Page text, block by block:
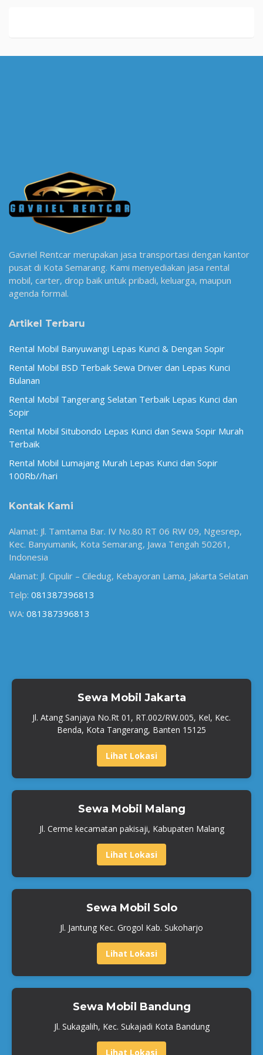
Gavriel Rentcar merupakan jasa transportasi dengan kantor
pusat di Kota Semarang. Kami menyediakan jasa rental
mobil, carter, drop baik untuk pribadi, keluarga, maupun
agenda formal.
Artikel Terbaru
Rental Mobil Banyuwangi Lepas Kunci & Dengan Sopir
Rental Mobil BSD Terbaik Sewa Driver dan Lepas Kunci
Bulanan
Rental Mobil Tangerang Selatan Terbaik Lepas Kunci dan
Sopir
Rental Mobil Situbondo Lepas Kunci dan Sewa Sopir Murah
Terbaik
Rental Mobil Lumajang Murah Lepas Kunci dan Sopir
100Rb//hari
Kontak Kami
Alamat: Jl. Tamtama Bar. IV No.80 RT 06 RW 09, Ngesrep,
Kec. Banyumanik, Kota Semarang, Jawa Tengah 50261,
Indonesia
Alamat: Jl. Cipulir – Ciledug, Kebayoran Lama, Jakarta Selatan
Telp: 081387396813
WA: 081387396813
Sewa Mobil Jakarta
Jl. Atang Sanjaya No.Rt 01, RT.002/RW.005, Kel, Kec.
Benda, Kota Tangerang, Banten 15125
Lihat Lokasi
Sewa Mobil Malang
Jl. Cerme kecamatan pakisaji, Kabupaten Malang
Lihat Lokasi
Sewa Mobil Solo
Jl. Jantung Kec. Grogol Kab. Sukoharjo
Lihat Lokasi
Sewa Mobil Bandung
Jl. Sukagalih, Kec. Sukajadi Kota Bandung
Lihat Lokasi